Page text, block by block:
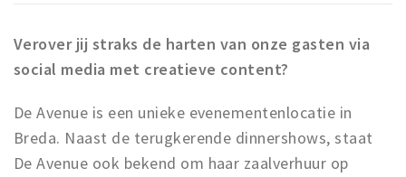
Inloggen
Verover jij straks de harten van onze gasten via
social media met creatieve content?
De Avenue is een unieke evenementenlocatie in
Breda. Naast de terugkerende dinnershows, staat
De Avenue ook bekend om haar zaalverhuur op